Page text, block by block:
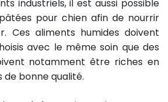
industriels, il est aussi possible
pour chien afin de nourrir
Ces aliments humides doivent
avec le même soin que des
notamment être riches en
bonne qualité.